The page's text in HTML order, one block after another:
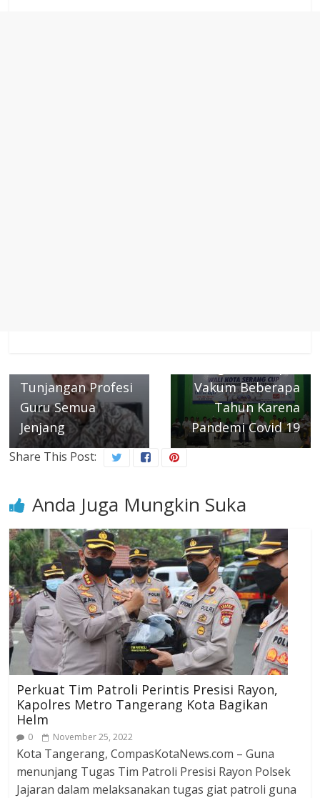
Tunjangan Profesi
Guru Semua
Jenjang
Vakum Beberapa
Tahun Karena
Pandemi Covid 19
Share This Post:
Anda Juga Mungkin Suka
Perkuat Tim Patroli Perintis Presisi Rayon,
Kapolres Metro Tangerang Kota Bagikan
Helm
0 November 25, 2022
Kota Tangerang, CompasKotaNews.com – Guna
menunjang Tugas Tim Patroli Presisi Rayon Polsek
Jajaran dalam melaksanakan tugas giat patroli guna